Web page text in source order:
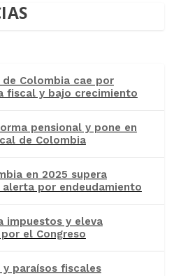
Colombia cae por
fiscal y bajo crecimiento
pensional y pone en
de Colombia
en 2025 supera
por endeudamiento
impuestos y eleva
el Congreso
y paraísos fiscales